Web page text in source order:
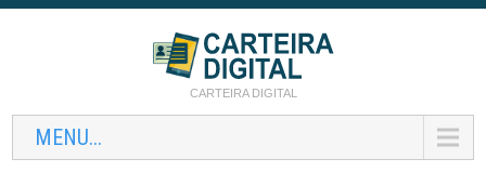
CARTEIRA DIGITAL
MENU...